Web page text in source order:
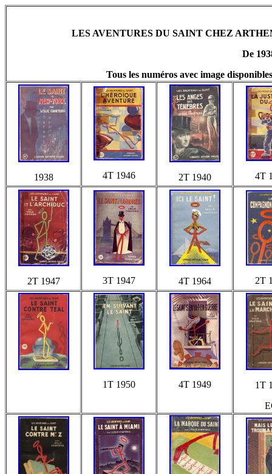
LES AVENTURES DU SAINT CHEZ
De
Tous les numéros avec image
1938 4T 1946 2T 1940 4T
2T 1947 3T 1947 4T 1964 2T
1T 1950 4T 1949
1T